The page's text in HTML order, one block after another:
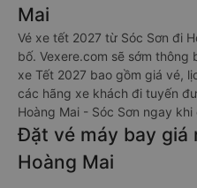
Mai
Vé xe tết 2027 từ Sóc Sơn đi
bố. Vexere.com sẽ sớm
xe Tết 2027 bao gồm giá vé,
các hãng xe khách đi tuyến
Hoàng Mai - Sóc Sơn ngay
Đặt vé máy bay giá
Hoàng Mai